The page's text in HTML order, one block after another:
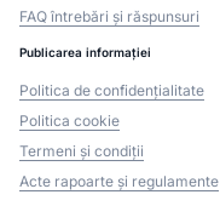
FAQ întrebări și răspunsuri
Publicarea informației
Politica de confidențialitate
Politica cookie
Termeni și condiții
Acte rapoarte și regulamente